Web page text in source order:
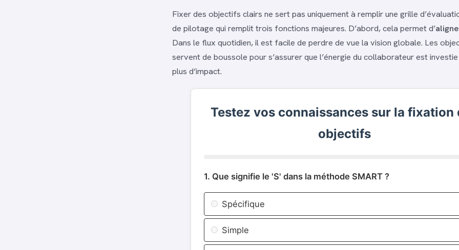
Fixer des objectifs clairs ne sert pas uniquement à remplir une grille
de pilotage qui remplit trois fonctions majeures. D’abord, cela permet d’
Dans le flux quotidien, il est facile de perdre de vue la vision globale. Les
servent de boussole pour s’assurer que l’énergie du collaborateur est
plus d’impact.
Testez vos connaissances sur la fixation
objectifs
1. Que signifie le 'S' dans la méthode SMART ?
Spécifique
Simple